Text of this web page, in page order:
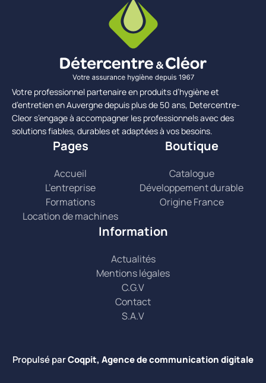
Votre professionnel partenaire en produits d’hygiène et
d’entretien en Auvergne depuis plus de 50 ans, Detercentre-
Cleor s’engage à accompagner les professionnels avec des
solutions fiables, durables et adaptées à vos besoins.
Pages
Accueil
L’entreprise
Formations
Location de machines
Boutique
Catalogue
Développement durable
Origine France
Information
Actualités
Mentions légales
C.G.V
Contact
S.A.V
Propulsé parCoqpit, Agence de communication digitale